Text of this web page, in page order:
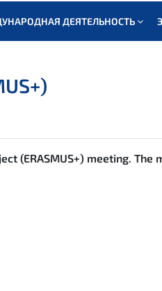
ДЕЯТЕЛЬНОСТЬ
(ERASMUS+) meeting.